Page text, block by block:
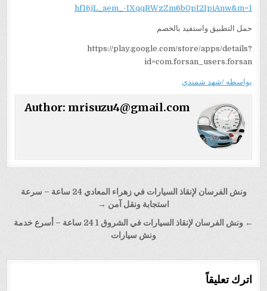
hf16jL_aem_-IXqqRWzZm6b0pI2IpiAnw&m=1
حمل التطبيق واستفيد بالخصم
https://play.google.com/store/apps/details?
id=com.forsan_users.forsan
بواسطه /شهد شمندي
Author: mrisuzu4@gmail.com
تصفّح
ونش الفرسان لإنقاذ السيارات في زهراء المعادي 24 ساعة – سرعة
استجابة ونقل آمن →
← ونش الفرسان لإنقاذ السيارات في الشروق 1 24 ساعة – أسرع خدمة
ونش سيارات
اترك تعليقاً